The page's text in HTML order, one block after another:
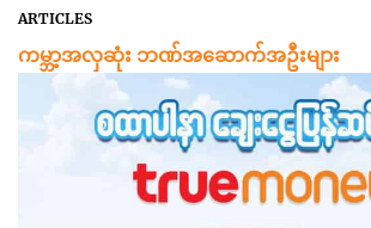
ARTICLES
ကမ္ဘာ့အလှဆုံး ဘဏ်အဆောက်အဦးများ